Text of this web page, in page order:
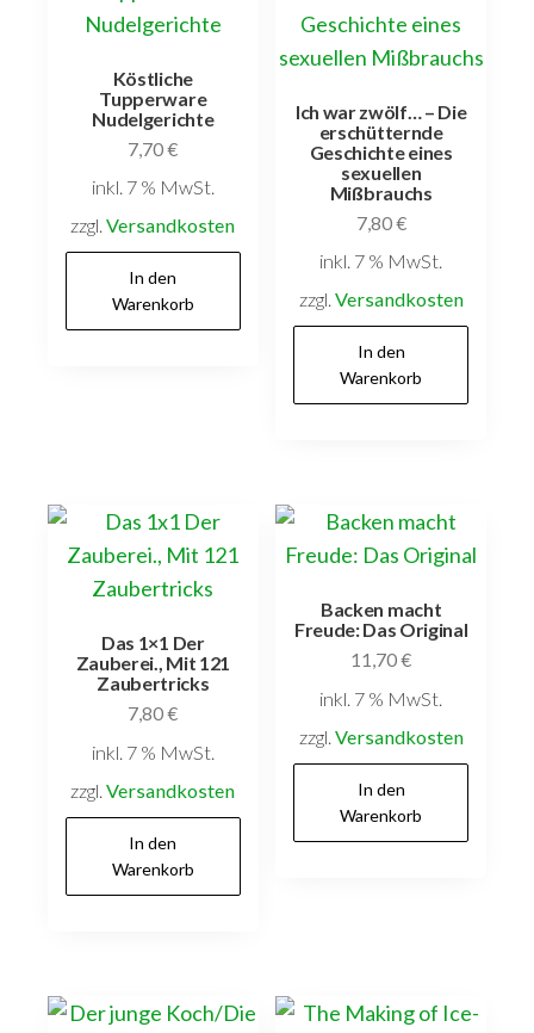
Köstliche
Tupperware
Nudelgerichte
7,70€
inkl. 7 % MwSt.
zzgl.Versandkosten
In den
Warenkorb
Ich war zwölf… – Die
erschütternde
Geschichte eines
sexuellen
Mißbrauchs
7,80€
inkl. 7 % MwSt.
zzgl. Versandkosten
In den
Warenkorb
Das 1×1 Der
Zauberei., Mit 121
Zaubertricks
7,80€
inkl. 7 % MwSt.
zzgl.Versandkosten
In den
Warenkorb
Backen macht
Freude: Das Original
11,70€
inkl. 7 % MwSt.
zzgl. Versandkosten
In den
Warenkorb